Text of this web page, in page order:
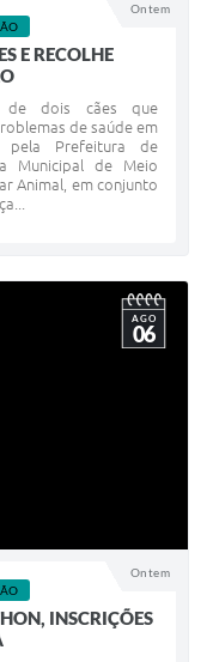
Ontem
E RECOLHE
de dois cães que
de saúde em
pela Prefeitura de
Municipal de Meio
Animal, em conjunto
Ontem
AGO
06
INSCRIÇÕES